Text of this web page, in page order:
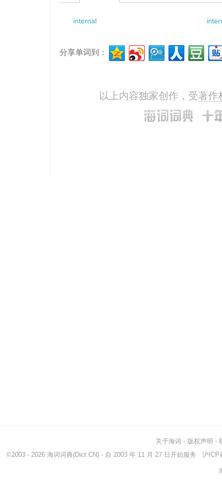
internal
分享单词到：
以上内容独家创作，受著作
关于海词 - 版权声明 -
©2003 - 2026 海词词典(Dict.CN) - 自 2003 年 11 月 27 日开始服务 沪ICP